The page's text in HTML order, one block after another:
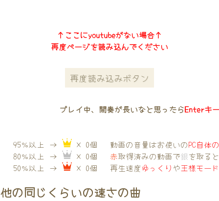
↑ここにyoutubeがない場合↑
再度ページを読み込んでください
再度読み込みボタン
プレイ中、間奏が長いなと思ったらEnterキ
95％以上 →
× 0個
80％以上 →
× 0個
50％以上 →
× 0個
動画の音量はお使いのPC自体
赤取得済みの動画で銀を取る
再生速度ゆっくりや王様モー
他の同じくらいの速さの曲